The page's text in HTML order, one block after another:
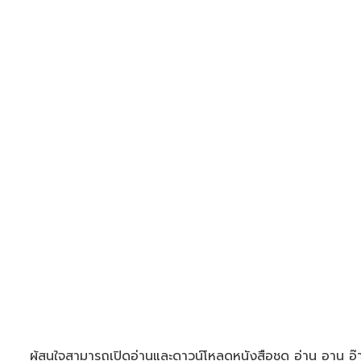
ผู้สนใจสามารถเปิดอ่านและดาวน์โหลดหนังสือชุด อ่าน อาน